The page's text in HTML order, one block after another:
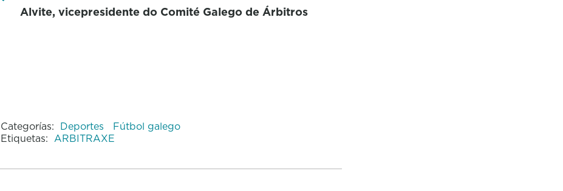
Alvite, vicepresidente do Comité Galego de Árbitros
Categorías: Deportes
Fútbol galego
Etiquetas: ARBITRAXE